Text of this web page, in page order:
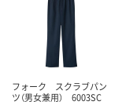
フォーク スクラブパン
ツ（男女兼用） 6003SC